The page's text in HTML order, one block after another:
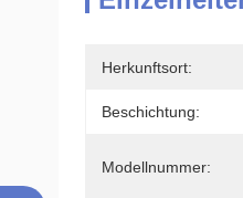
Herkunftsort:
Beschichtung:
Modellnummer: